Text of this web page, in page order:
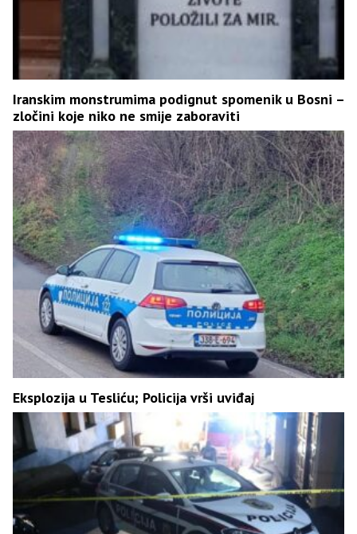
Iranskim monstrumima podignut spomenik u Bosni –
zločini koje niko ne smije zaboraviti
Eksplozija u Tesliću; Policija vrši uviđaj